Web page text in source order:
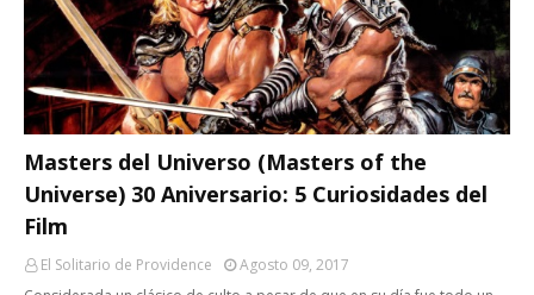
Masters del Universo (Masters of the
Universe) 30 Aniversario: 5 Curiosidades del
Film
El Solitario de Providence
Agosto 09, 2017